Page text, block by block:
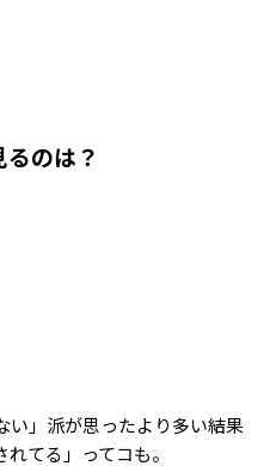
のは？
い」派が思ったより多い結果
てる」ってコも。